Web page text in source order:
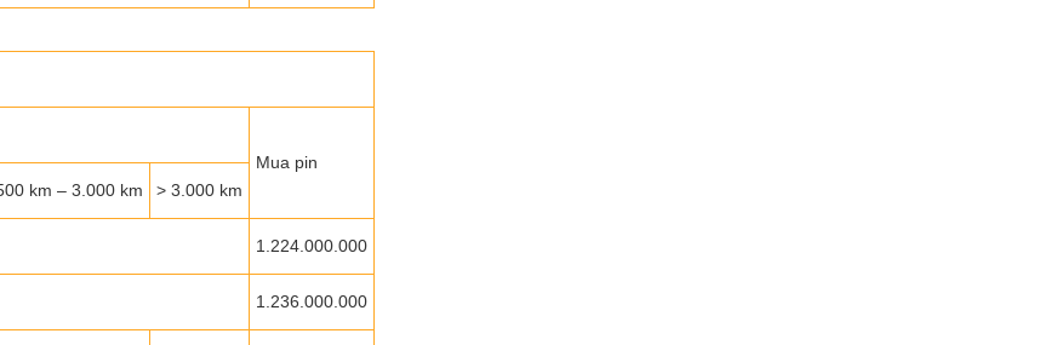
Mua pin
km – 3.000 km > 3.000 km
1.224.000.000
1.236.000.000